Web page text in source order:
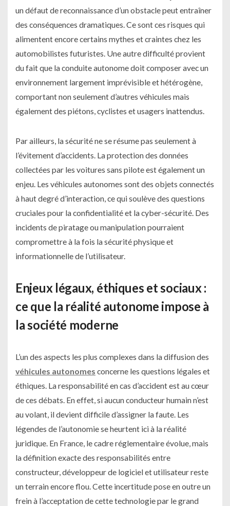
un défaut de reconnaissance d’un obstacle peut entraîner
des conséquences dramatiques. Ce sont ces risques qui
alimentent encore certains mythes et craintes chez les
automobilistes futuristes. Une autre difficulté provient
du fait que la conduite autonome doit composer avec un
environnement largement imprévisible et hétérogène,
comportant non seulement d’autres véhicules mais
également des piétons, cyclistes et usagers inattendus.
Par ailleurs, la sécurité ne se résume pas seulement à
l’évitement d’accidents. La protection des données
collectées par les voitures sans pilote est également un
enjeu. Les véhicules autonomes sont des objets connectés
à haut degré d’interaction, ce qui soulève des questions
cruciales pour la confidentialité et la cyber-sécurité. Des
incidents de piratage ou manipulation pourraient
compromettre à la fois la sécurité physique et
informationnelle de l’utilisateur.
Enjeux légaux, éthiques et sociaux :
ce que la réalité autonome impose à
la société moderne
L’un des aspects les plus complexes dans la diffusion des
véhicules autonomes concerne les questions légales et
éthiques. La responsabilité en cas d’accident est au cœur
de ces débats. En effet, si aucun conducteur humain n’est
au volant, il devient difficile d’assigner la faute. Les
légendes de l’autonomie se heurtent ici à la réalité
juridique. En France, le cadre réglementaire évolue, mais
la définition exacte des responsabilités entre
constructeur, développeur de logiciel et utilisateur reste
un terrain encore flou. Cette incertitude pose en outre un
frein à l’acceptation de cette technologie par le grand